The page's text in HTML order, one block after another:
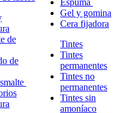
de
de
Espuma
Gel y gomina
Cera fijadora
Tintes
Tintes
permanentes
Tintes no
permanentes
Tintes sin
amoníaco